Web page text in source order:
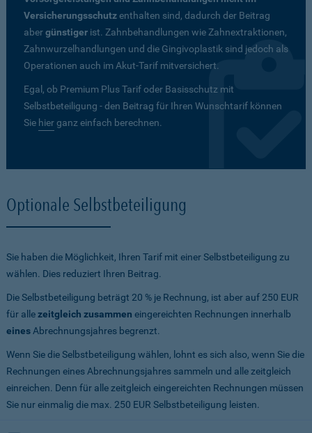
Versicherungsschutzenthalten sind, dadurch der Beitrag
abergünstiger ist. Zahnbehandlungen wie Zahnextraktionen,
Zahnwurzelhandlungen und die Gingivoplastik sind jedoch als
Operationen auch im Akut-Tarif mitversichert.
Egal, ob Premium Plus Tarif oder Basisschutz mit
Selbstbeteiligung - den Beitrag für Ihren Wunschtarif können
Sie hierganz einfach berechnen.
Optionale Selbstbeteiligung
Sie haben die Möglichkeit, Ihren Tarif mit einer Selbstbeteiligung zu
wählen. Dies reduziert Ihren Beitrag.
Die Selbstbeteiligung beträgt 20 % je Rechnung, ist aber auf 250 EUR
für allezeitgleich zusammen eingereichten Rechnungen innerhalb
eines Abrechnungsjahres begrenzt.
Wenn Sie die Selbstbeteiligung wählen, lohnt es sich also, wenn Sie die
Rechnungen eines Abrechnungsjahres sammeln und alle zeitgleich
einreichen. Denn für alle zeitgleich eingereichten Rechnungen müssen
Sie nur einmalig die max. 250 EUR Selbstbeteiligung leisten.